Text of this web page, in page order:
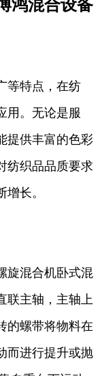
鸿混合设备
等特点，在纺
用。无论是服
提供丰富的色彩
纺织品品质要求
长。
旋混合机卧式混
联主轴，主轴上
的螺带将物料在
而进行提升或抛